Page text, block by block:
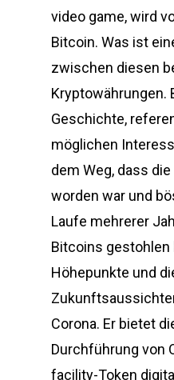
video game, wird
Bitcoin. Was ist
zwischen diesen
Kryptowährungen.
Geschichte,
möglichen
dem Weg, dass
worden war und
Laufe mehrerer
Bitcoins gestohlen
Höhepunkte und
Corona. Er bietet
Durchführung von
facility-Token